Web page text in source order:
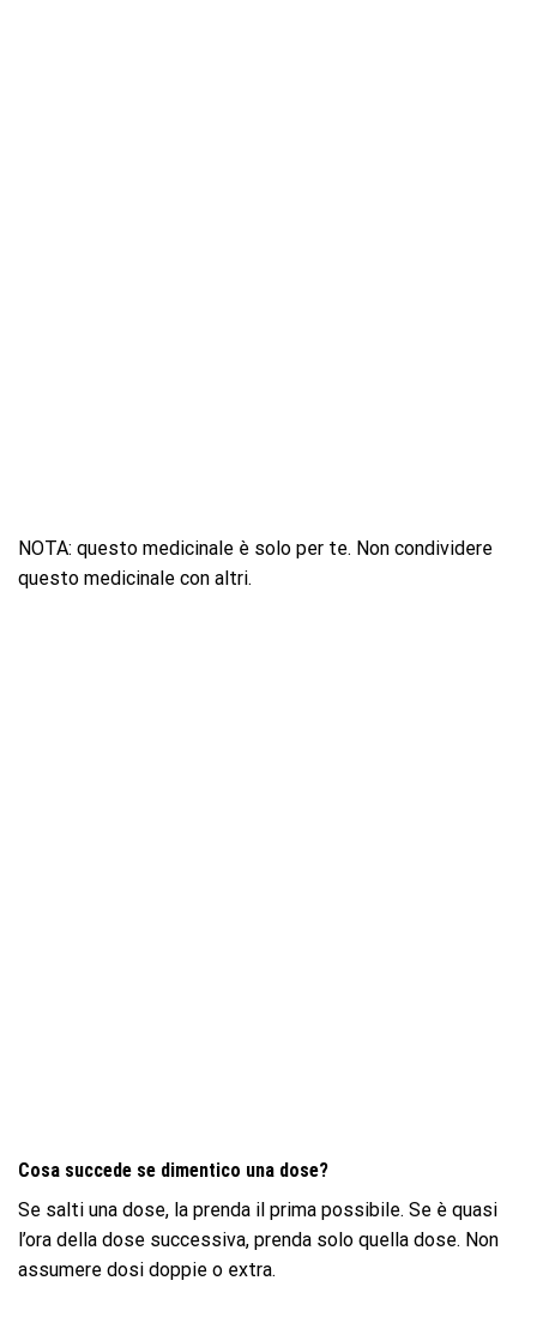
NOTA: questo medicinale è solo per te. Non condividere
questo medicinale con altri.
Cosa succede se dimentico una dose?
Se salti una dose, la prenda il prima possibile. Se è quasi
l’ora della dose successiva, prenda solo quella dose. Non
assumere dosi doppie o extra.